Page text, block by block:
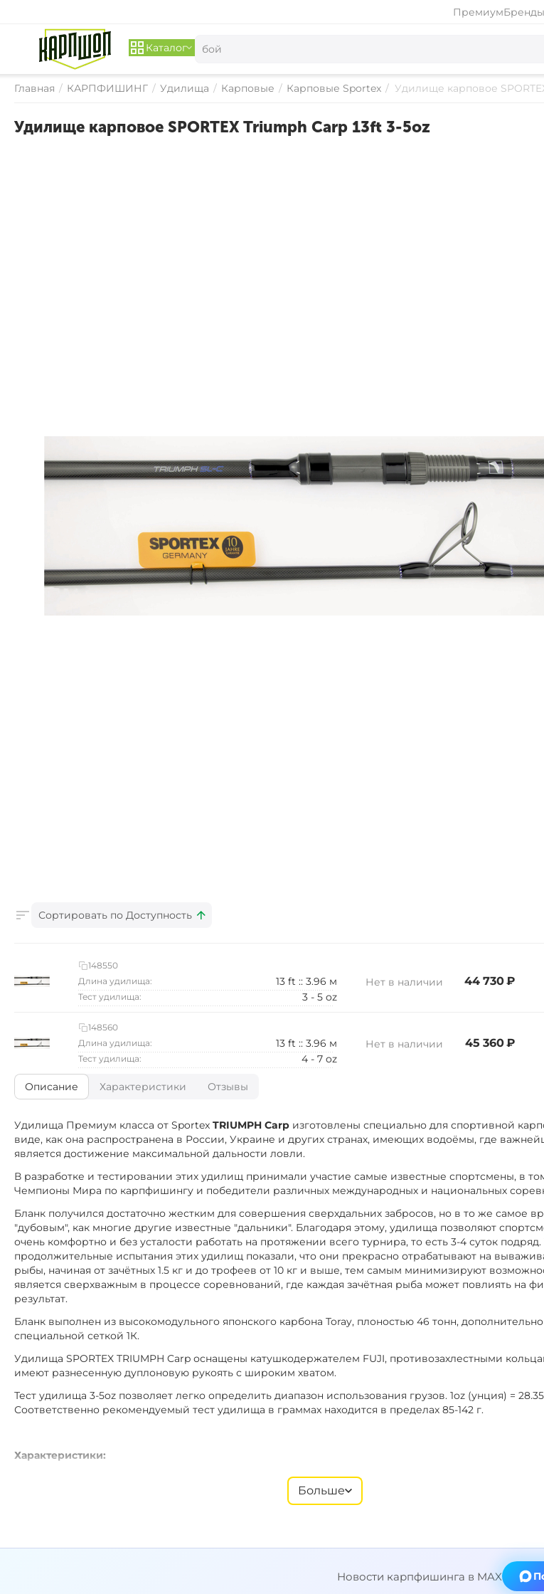
ПремиумБренды
Каталог
Главная / КАРПФИШИНГ / Удилища / Карповые / Карповые Sportex / Удилище карповое
Удилище карповое SPORTEX Triumph Carp 13ft 3-5oz
Сортировать по Доступность
Нет в наличии ‍44 730‍ ₽
148550
Длина удилища:
13 ft :: 3.96 м
Тест удилища: 3 - 5 oz
Нет в наличии ‍45 360‍ ₽
148560
Длина удилища:
13 ft :: 3.96 м
Тест удилища: 4 - 7 oz
Описание Характеристики Отзывы
Удилища Премиум класса от Sportex TRIUMPH Carp изготовлены специально для спортивной
виде, как она распространена в России, Украине и других странах, имеющих водоёмы, где
является достижение максимальной дальности ловли.
В разработке и тестировании этих удилищ принимали участие самые известные спортсмены, в
Чемпионы Мира по карпфишингу и победители различных международных и национальных
Бланк получился достаточно жестким для совершения сверхдальних забросов, но в то же самое
"дубовым", как многие другие известные "дальники". Благодаря этому, удилища позволяют
очень комфортно и без усталости работать на протяжении всего турнира, то есть 3-4 суток
продолжительные испытания этих удилищ показали, что они прекрасно отрабатывают на
рыбы, начиная от зачётных 1.5 кг и до трофеев от 10 кг и выше, тем самым минимизируют
является сверхважным в процессе соревнований, где каждая зачётная рыба может повлиять на
результат.
Бланк выполнен из высокомодульного японского карбона Toray, плоностью 46 тонн,
специальной сеткой 1К.
Удилища SPORTEX TRIUMPH Carp оснащены катушкодержателем FUJI, противозахлестными
имеют разнесенную дуплоновую рукоять с широким хватом.
Тест удилища 3-5oz позволяет легко определить диапазон использования грузов. 1oz (унция) = 28.35
Соответственно рекомендуемый тест удилища в граммах находится в пределах 85-142 г.
Характеристики:
- Катушкодержатель: Fuji.
Больше
Новости карпфишинга в MAX